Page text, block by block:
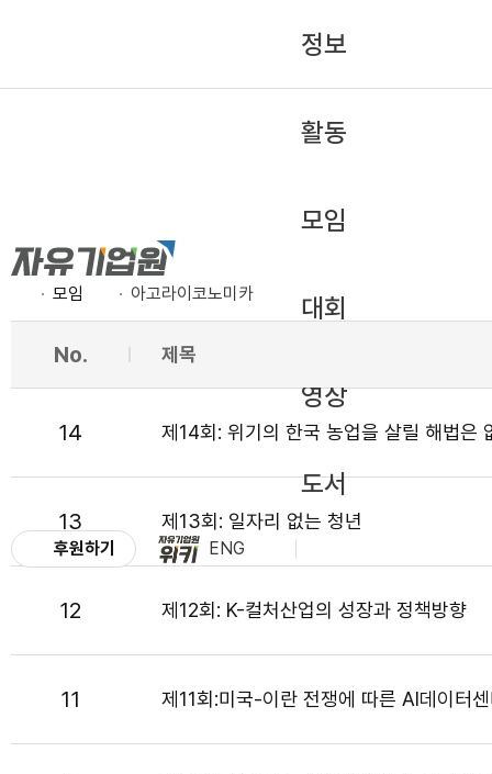
정보
활동
모임
대회
영상
도서
후원하기 ENG
모임 아고라이코노미카
No. 제목
14 제14회: 위기의 한국 농업을 살릴 해법은
13 제13회: 일자리 없는 청년
12 제12회: K-컬처산업의 성장과 정책방향
11 제11회:미국-이란 전쟁에 따른 AI데이터